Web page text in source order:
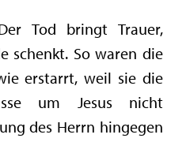
Tod bringt Trauer,
schenkt. So waren die
erstarrt, weil sie die
um Jesus nicht
des Herrn hingegen